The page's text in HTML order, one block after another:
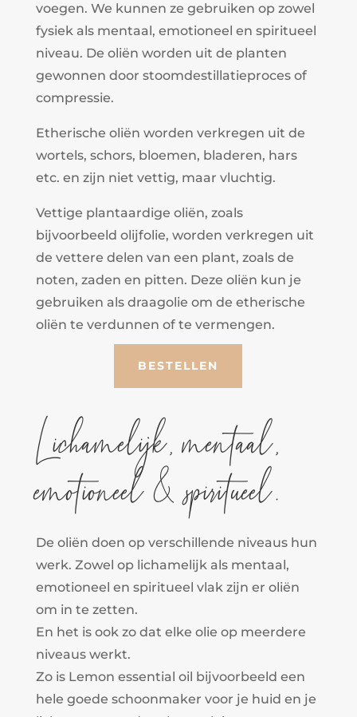
voegen. We kunnen ze gebruiken op zowel
fysiek als mentaal, emotioneel en spiritueel
niveau. De oliën worden uit de planten
gewonnen door stoomdestillatieproces of
compressie.
Etherische oliën worden verkregen uit de
wortels, schors, bloemen, bladeren, hars
etc. en zijn niet vettig, maar vluchtig.
Vettige plantaardige oliën, zoals
bijvoorbeeld olijfolie, worden verkregen uit
de vettere delen van een plant, zoals de
noten, zaden en pitten. Deze oliën kun je
gebruiken als draagolie om de etherische
oliën te verdunnen of te vermengen.
BESTELLEN
Lichamelijk, mentaal,
emotioneel & spiritueel.
De oliën doen op verschillende niveaus hun
werk. Zowel op lichamelijk als mentaal,
emotioneel en spiritueel vlak zijn er oliën
om in te zetten.
En het is ook zo dat elke olie op meerdere
niveaus werkt.
Zo is Lemon essential oil bijvoorbeeld een
hele goede schoonmaker voor je huid en je